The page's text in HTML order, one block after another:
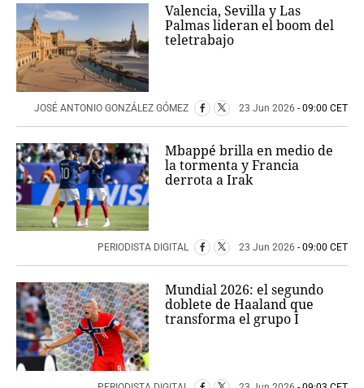
Valencia, Sevilla y Las
Palmas lideran el boom del
teletrabajo
JOSÉ ANTONIO GONZÁLEZ GÓMEZ 23 Jun 2026 - 09:00 CET
Mbappé brilla en medio de
la tormenta y Francia
derrota a Irak
PERIODISTA DIGITAL 23 Jun 2026 - 09:00 CET
Mundial 2026: el segundo
doblete de Haaland que
transforma el grupo I